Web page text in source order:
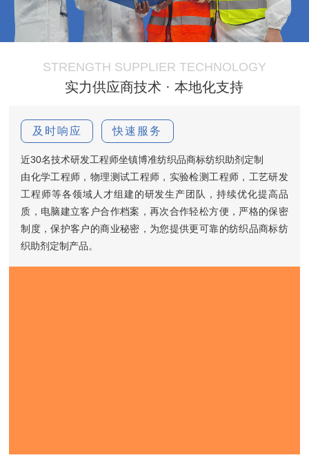
STRENGTH SUPPLIER TECHNOLOGY
实力供应商技术 · 本地化支持
及时响应 快速服务
近30名技术研发工程师坐镇博准纺织品商标纺织助剂定制
由化学工程师，物理测试工程师，实验检测工程师，工艺研发
工程师等各领域人才组建的研发生产团队，持续优化提高品
质，电脑建立客户合作档案，再次合作轻松方便，严格的保密
制度，保护客户的商业秘密，为您提供更可靠的纺织品商标纺
织助剂定制产品。